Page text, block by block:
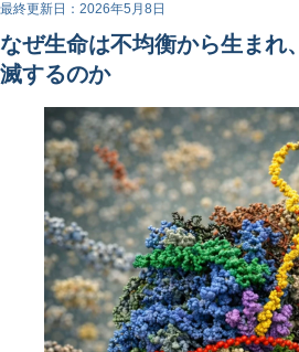
最終更新日：2026年5月8日
なぜ生命は不均衡から生まれ
滅するのか